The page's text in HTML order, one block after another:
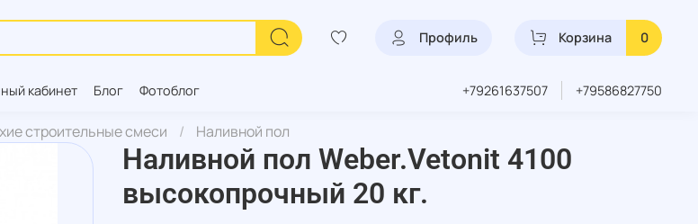
Профиль Корзина 0
кабинет Блог Фотоблог +79261637507 +79586827750
строительные смеси Наливной пол
Наливной пол Weber.Vetonit 4100
высокопрочный 20 кг.